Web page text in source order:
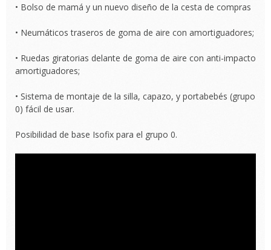
• Bolso de mamá y un nuevo diseño de la cesta de compras
• Neumáticos traseros de goma de aire con amortiguadores;
• Ruedas giratorias delante de goma de aire con anti-impacto
amortiguadores;
• Sistema de montaje de la silla, capazo, y portabebés (grupo
0) fácil de usar.
Posibilidad de base Isofix para el grupo 0.